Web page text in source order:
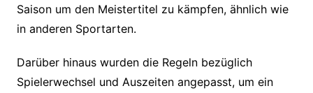
Saison um den Meistertitel zu kämpfen, ähnlich wie
in anderen Sportarten.
Darüber hinaus wurden die Regeln bezüglich
Spielerwechsel und Auszeiten angepasst, um ein